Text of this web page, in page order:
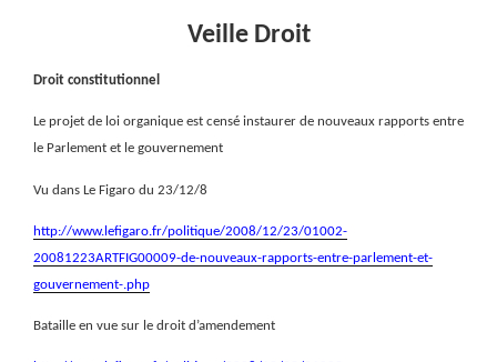
Veille Droit
Droit constitutionnel
Le projet de loi organique est censé instaurer de nouveaux rapports entre
le Parlement et le gouvernement
Vu dans Le Figaro du 23/12/8
http://www.lefigaro.fr/politique/2008/12/23/01002-
20081223ARTFIG00009-de-nouveaux-rapports-entre-parlement-et-
gouvernement-.php
Bataille en vue sur le droit d’amendement